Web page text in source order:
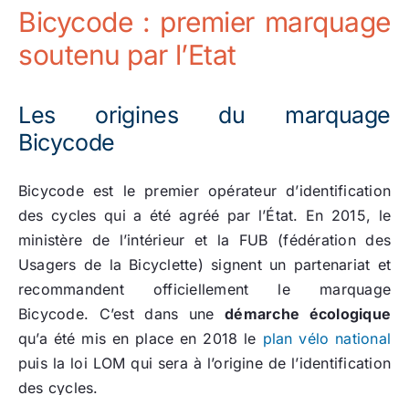
Bicycode : premier marquage
soutenu par l’Etat
Les origines du marquage
Bicycode
Bicycode est le premier opérateur d’identification
des cycles qui a été agréé par l’État. En 2015, le
ministère de l’intérieur et la FUB (fédération des
Usagers de la Bicyclette) signent un partenariat et
recommandent officiellement le marquage
Bicycode. C’est dans unedémarche écologique
qu’a été mis en place en 2018 le plan vélo national
puis la loi LOM qui sera à l’origine de l’identification
des cycles.